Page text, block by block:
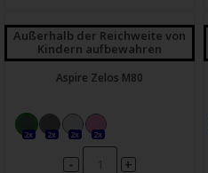
Außerhalb der Reichweite von
Kindern aufbewahren
Aspire Zelos M80
2x 2x 2x 2x
- +